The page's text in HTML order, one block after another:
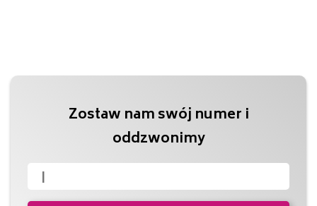
Zostaw nam swój numer i
oddzwonimy